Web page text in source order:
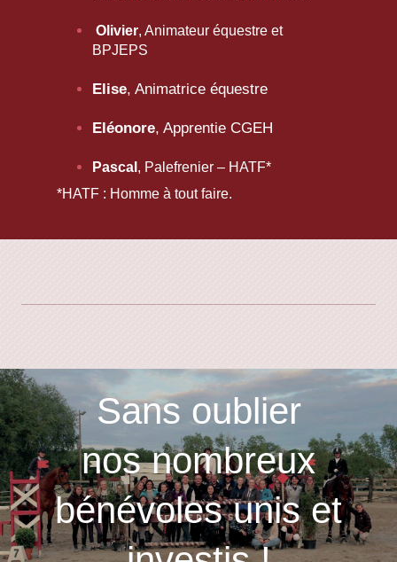
Olivier, Animateur équestre et
BPJEPS
Elise, Animatrice équestre
Eléonore, Apprentie CGEH
Pascal , Palefrenier – HATF*
*HATF : Homme à tout faire.
Sans oublier
nos nombreux
bénévoles unis et